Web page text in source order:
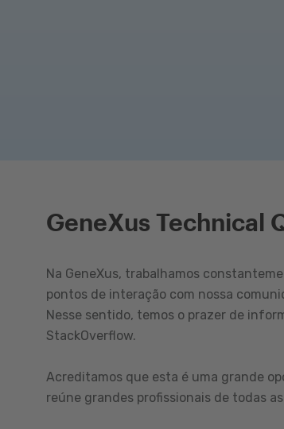
GeneXus Technical
Na GeneXus, trabalhamos
pontos de interação com nossa
Nesse sentido, temos o prazer de
StackOverflow.
Acreditamos que esta é uma grande
reúne grandes profissionais de todas